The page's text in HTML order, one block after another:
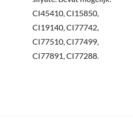
CI45410, CI15850,
CI19140, CI77742,
CI77510, CI77499,
CI77891, CI77288.